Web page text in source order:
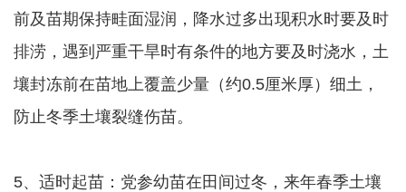
前及苗期保持畦面湿润，降水过多出现积水时要及时
排涝，遇到严重干旱时有条件的地方要及时浇水，土
壤封冻前在苗地上覆盖少量（约0.5厘米厚）细土，
防止冬季土壤裂缝伤苗。
5、适时起苗：党参幼苗在田间过冬，来年春季土壤